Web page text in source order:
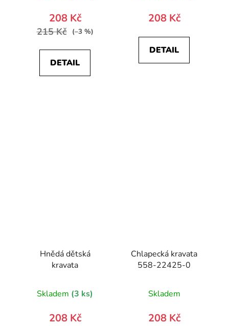
208 Kč
215 Kč (–3 %)
DETAIL
208 Kč
DETAIL
Hnědá dětská
kravata
Skladem (3 ks)
208 Kč
Chlapecká kravata
558-22425-0
Skladem
208 Kč